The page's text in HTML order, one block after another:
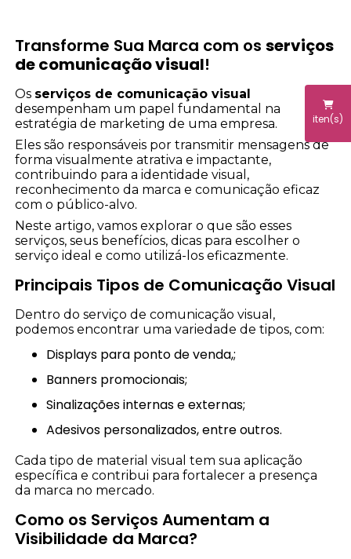
iten(s)
Transforme Sua Marca com osserviços
de comunicação visual!
Os serviços de comunicação visual
desempenham um papel fundamental na
estratégia de marketing de uma empresa.
Eles são responsáveis por transmitir mensagens de
forma visualmente atrativa e impactante,
contribuindo para a identidade visual,
reconhecimento da marca e comunicação eficaz
com o público-alvo.
Neste artigo, vamos explorar o que são esses
serviços, seus benefícios, dicas para escolher o
serviço ideal e como utilizá-los eficazmente.
Principais Tipos de Comunicação Visual
Dentro do serviço de comunicação visual,
podemos encontrar uma variedade de tipos, com:
Displays para ponto de venda,;
Banners promocionais;
Sinalizações internas e externas;
Adesivos personalizados, entre outros.
Cada tipo de material visual tem sua aplicação
específica e contribui para fortalecer a presença
da marca no mercado.
Como os Serviços Aumentam a
Visibilidade da Marca?